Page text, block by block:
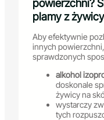
powierzchni?
plamy z żywicy
Aby efektywnie
innych
sprawdzonych
alkohol
doskonale
żywicy na
wystarczy
tych